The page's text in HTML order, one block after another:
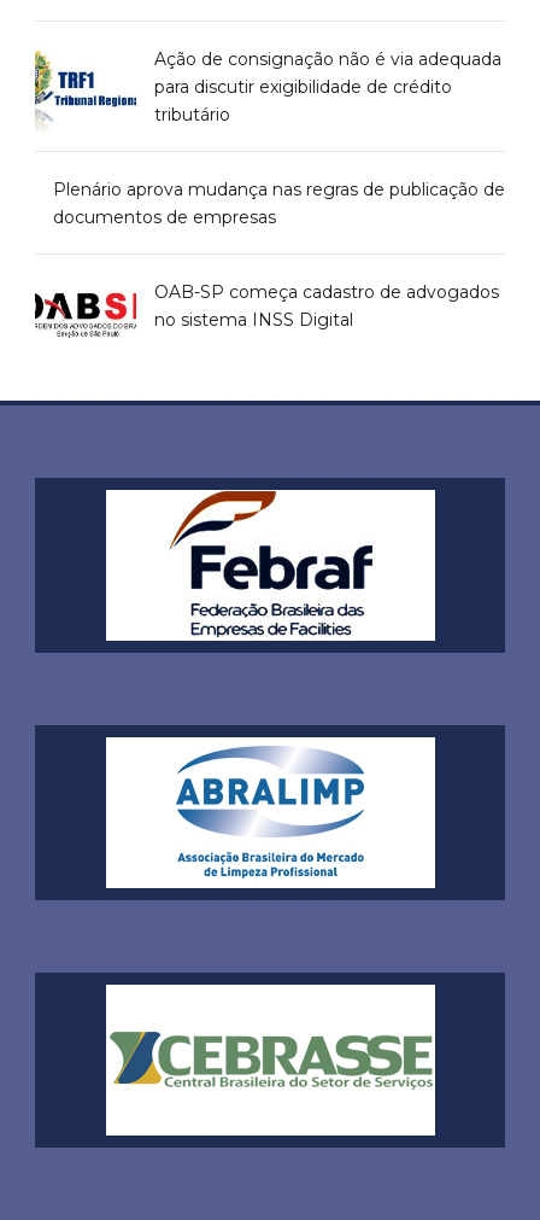
Ação de consignação não é via adequada
para discutir exigibilidade de crédito
tributário
Plenário aprova mudança nas regras de publicação de
documentos de empresas
OAB-SP começa cadastro de advogados
no sistema INSS Digital